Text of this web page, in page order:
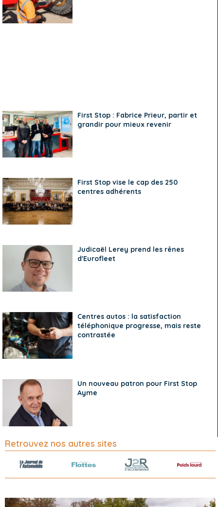
First Stop : Fabrice Prieur, partir et
grandir pour mieux revenir
First Stop vise le cap des 250
centres adhérents
Judicaël Lerey prend les rênes
d'Eurofleet
Centres autos : la satisfaction
téléphonique progresse, mais reste
contrastée
Un nouveau patron pour First Stop
Ayme
Retrouvez nos autres sites